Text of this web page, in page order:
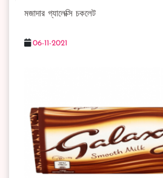
মজাদার গ্যালেক্সি চকলেট
06-11-2021